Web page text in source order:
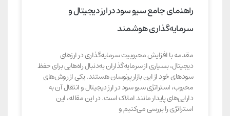
راهنمای جامع سیو سود در ارز دیجیتال و
سرمایه‌گذاری هوشمند
مقدمه با افزایش محبوبیت سرمایه‌گذاری در ارزهای
دیجیتال، بسیاری از سرمایه‌گذاران به‌دنبال راه‌هایی برای حفظ
سودهای خود از این بازار پرنوسان هستند. یکی از روش‌های
محبوب، استراتژی سیو سود در ارز دیجیتال و انتقال آن به
دارایی‌های پایدار مانند املاک است. در این مقاله، این
استراتژی را بررسی می‌کنیم و